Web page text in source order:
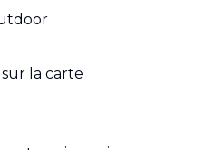
la carte